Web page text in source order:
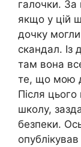
галочки. За
якщо у цій
дочку
скандал. Із
там вона
те, що мою
Після
школу,
безпеки.